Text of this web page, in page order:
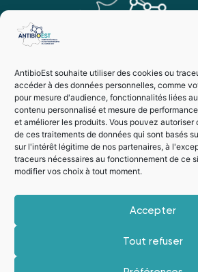
AntibioEst souhaite utiliser des cookies ou
accéder à des données personnelles, comme
pour mesure d'audience, fonctionnalités liées
contenu personnalisé et mesure de
et améliorer les produits. Vous pouvez autoriser
de ces traitements de données qui sont basés
sur l'intérêt légitime de nos partenaires, à
traceurs nécessaires au fonctionnement de ce
modifier vos choix à tout moment.
Accepter
Tout refuser
Vie privée
Mentions légales